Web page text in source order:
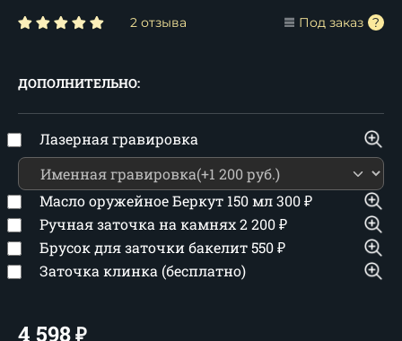
2 отзыва Под заказ
ДОПОЛНИТЕЛЬНО:
Лазерная гравировка
Масло оружейное Беркут 150 мл300₽
Ручная заточка на камнях2 200₽
Брусок для заточки бакелит550₽
Заточка клинка (бесплатно)
4 598₽